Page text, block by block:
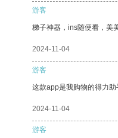
游客
梯子神器，ins随便看，美
2024-11-04
游客
这款app是我购物的得力助
2024-11-04
游客